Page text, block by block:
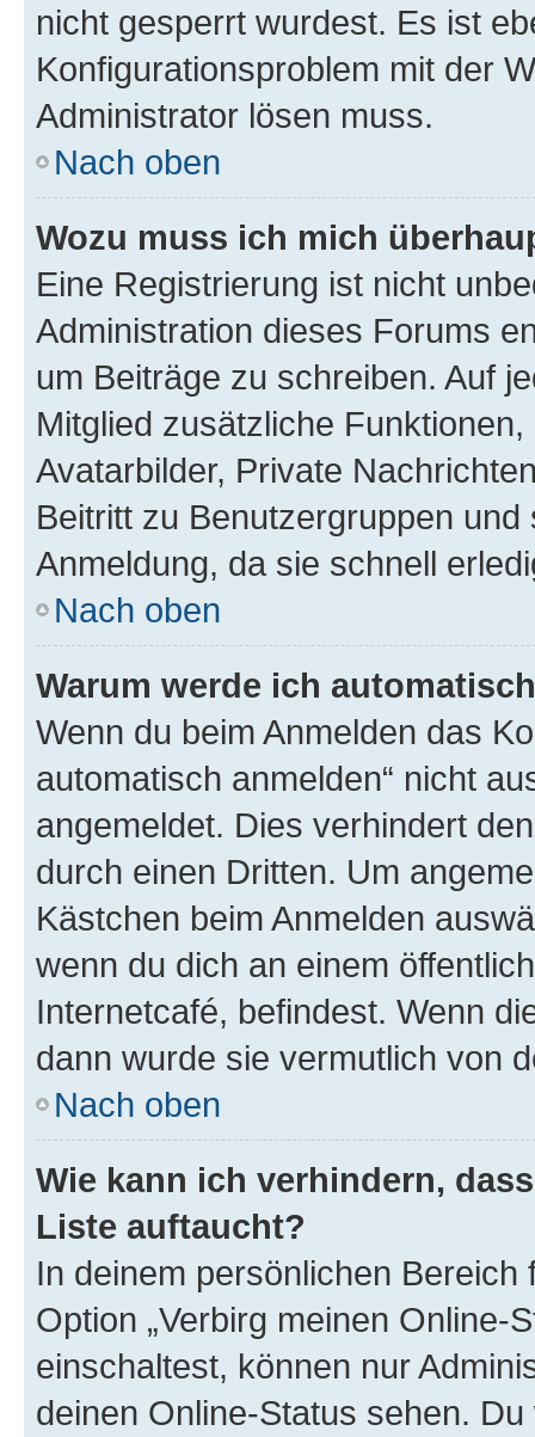
nicht gesperrt wurdest. Es ist
Konfigurationsproblem mit der
Administrator lösen muss.
Nach oben
Wozu muss ich mich
Eine Registrierung ist nicht
Administration dieses Forums
um Beiträge zu schreiben. Auf
Mitglied zusätzliche
Avatarbilder, Private
Beitritt zu Benutzergruppen
Anmeldung, da sie schnell
Nach oben
Warum werde ich
Wenn du beim Anmelden das
automatisch anmelden“ nicht
angemeldet. Dies verhindert
durch einen Dritten. Um
Kästchen beim Anmelden
wenn du dich an einem
Internetcafé, befindest. Wenn
dann wurde sie vermutlich von
Nach oben
Wie kann ich verhindern,
Liste auftaucht?
In deinem persönlichen
Option „Verbirg meinen Online-
einschaltest, können nur
deinen Online-Status sehen.